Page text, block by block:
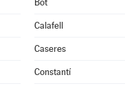
Bot
Calafell
Caseres
Constantí